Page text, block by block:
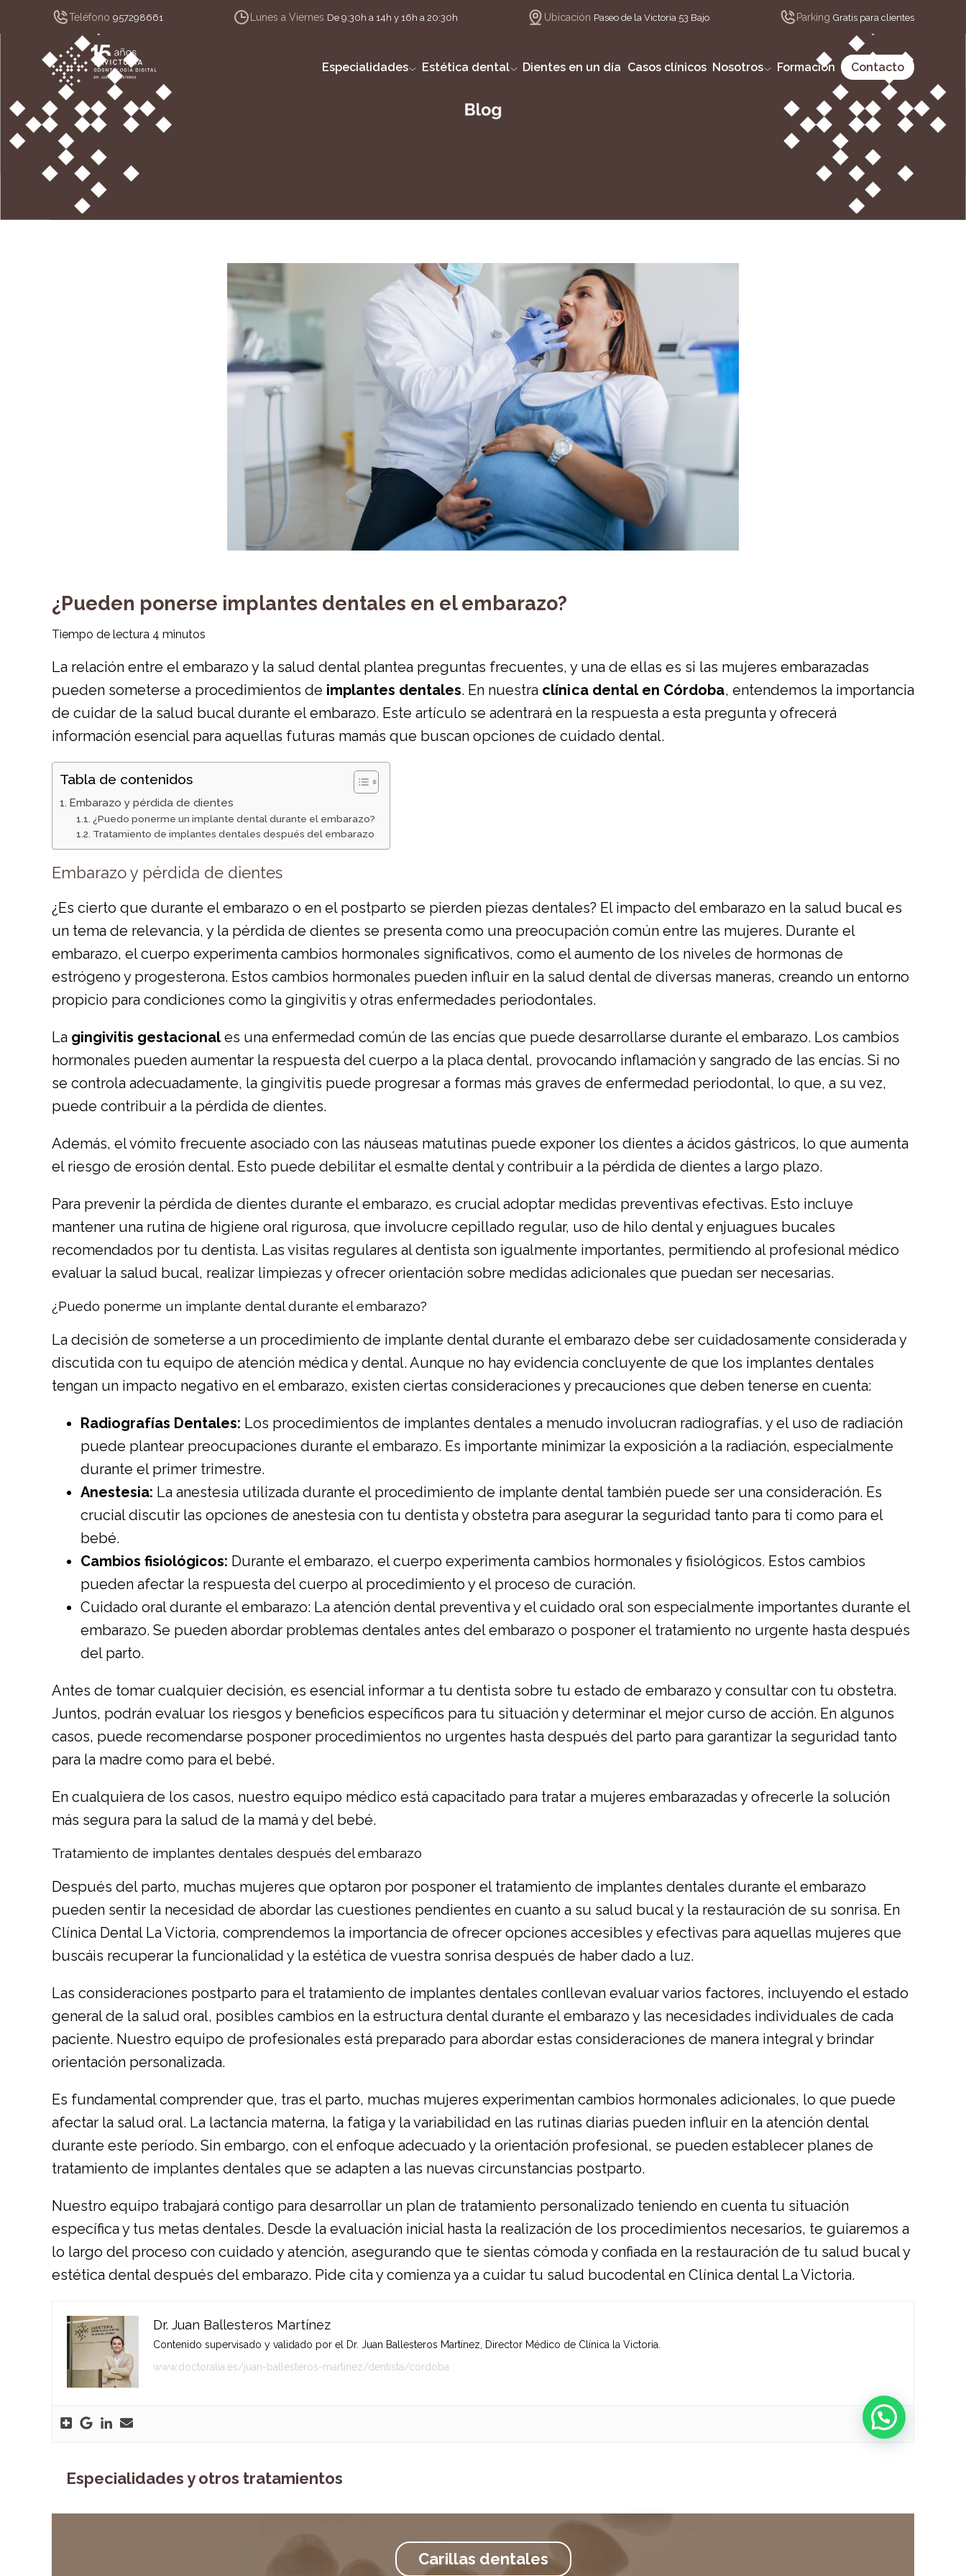
Teléfono 957298661 Lunes a Viernes De 9:30h a 14h y 16h a 20:30h Ubicación Paseo de la Victoria 53 Bajo Parking Gratis para clientes
Especialidades Estética dental Dientes en un día Casos clínicos Nosotros Formación Contacto
¿Pueden ponerse implantes dentales en el embarazo?
Tiempo de lectura 4 minutos
La relación entre el embarazo y la salud dental plantea preguntas frecuentes, y una de ellas es si las mujeres embarazadas
pueden someterse a procedimientos de implantes dentales. En nuestra clínica dental en Córdoba, entendemos la importancia
de cuidar de la salud bucal durante el embarazo. Este artículo se adentrará en la respuesta a esta pregunta y ofrecerá
información esencial para aquellas futuras mamás que buscan opciones de cuidado dental.
Tabla de contenidos
Embarazo y pérdida de dientes
¿Puedo ponerme un implante dental durante el embarazo?
Tratamiento de implantes dentales después del embarazo
Embarazo y pérdida de dientes
¿Es cierto que durante el embarazo o en el postparto se pierden piezas dentales? El impacto del embarazo en la salud bucal es
un tema de relevancia, y la pérdida de dientes se presenta como una preocupación común entre las mujeres. Durante el
embarazo, el cuerpo experimenta cambios hormonales significativos, como el aumento de los niveles de hormonas de
estrógeno y progesterona. Estos cambios hormonales pueden influir en la salud dental de diversas maneras, creando un entorno
propicio para condiciones como la gingivitis y otras enfermedades periodontales.
La gingivitis gestacionales una enfermedad común de las encías que puede desarrollarse durante el embarazo. Los cambios
hormonales pueden aumentar la respuesta del cuerpo a la placa dental, provocando inflamación y sangrado de las encías. Si no
se controla adecuadamente, la gingivitis puede progresar a formas más graves de enfermedad periodontal, lo que, a su vez,
puede contribuir a la pérdida de dientes.
Además, el vómito frecuente asociado con las náuseas matutinas puede exponer los dientes a ácidos gástricos, lo que aumenta
el riesgo de erosión dental. Esto puede debilitar el esmalte dental y contribuir a la pérdida de dientes a largo plazo.
Para prevenir la pérdida de dientes durante el embarazo, es crucial adoptar medidas preventivas efectivas. Esto incluye
mantener una rutina de higiene oral rigurosa, que involucre cepillado regular, uso de hilo dental y enjuagues bucales
recomendados por tu dentista. Las visitas regulares al dentista son igualmente importantes, permitiendo al profesional médico
evaluar la salud bucal, realizar limpiezas y ofrecer orientación sobre medidas adicionales que puedan ser necesarias.
¿Puedo ponerme un implante dental durante el embarazo?
La decisión de someterse a un procedimiento de implante dental durante el embarazo debe ser cuidadosamente considerada y
discutida con tu equipo de atención médica y dental. Aunque no hay evidencia concluyente de que los implantes dentales
tengan un impacto negativo en el embarazo, existen ciertas consideraciones y precauciones que deben tenerse en cuenta:
Radiografías Dentales: Los procedimientos de implantes dentales a menudo involucran radiografías, y el uso de radiación
puede plantear preocupaciones durante el embarazo. Es importante minimizar la exposición a la radiación, especialmente
durante el primer trimestre.
Anestesia: La anestesia utilizada durante el procedimiento de implante dental también puede ser una consideración. Es
crucial discutir las opciones de anestesia con tu dentista y obstetra para asegurar la seguridad tanto para ti como para el
bebé.
Cambios fisiológicos: Durante el embarazo, el cuerpo experimenta cambios hormonales y fisiológicos. Estos cambios
pueden afectar la respuesta del cuerpo al procedimiento y el proceso de curación.
Cuidado oral durante el embarazo: La atención dental preventiva y el cuidado oral son especialmente importantes durante el
embarazo. Se pueden abordar problemas dentales antes del embarazo o posponer el tratamiento no urgente hasta después
del parto.
Antes de tomar cualquier decisión, es esencial informar a tu dentista sobre tu estado de embarazo y consultar con tu obstetra.
Juntos, podrán evaluar los riesgos y beneficios específicos para tu situación y determinar el mejor curso de acción. En algunos
casos, puede recomendarse posponer procedimientos no urgentes hasta después del parto para garantizar la seguridad tanto
para la madre como para el bebé.
En cualquiera de los casos, nuestro equipo médico está capacitado para tratar a mujeres embarazadas y ofrecerle la solución
más segura para la salud de la mamá y del bebé.
Tratamiento de implantes dentales después del embarazo
Después del parto, muchas mujeres que optaron por posponer el tratamiento de implantes dentales durante el embarazo
pueden sentir la necesidad de abordar las cuestiones pendientes en cuanto a su salud bucal y la restauración de su sonrisa. En
Clínica Dental La Victoria, comprendemos la importancia de ofrecer opciones accesibles y efectivas para aquellas mujeres que
buscáis recuperar la funcionalidad y la estética de vuestra sonrisa después de haber dado a luz.
Las consideraciones postparto para el tratamiento de implantes dentales conllevan evaluar varios factores, incluyendo el estado
general de la salud oral, posibles cambios en la estructura dental durante el embarazo y las necesidades individuales de cada
paciente. Nuestro equipo de profesionales está preparado para abordar estas consideraciones de manera integral y brindar
orientación personalizada.
Es fundamental comprender que, tras el parto, muchas mujeres experimentan cambios hormonales adicionales, lo que puede
afectar la salud oral. La lactancia materna, la fatiga y la variabilidad en las rutinas diarias pueden influir en la atención dental
durante este período. Sin embargo, con el enfoque adecuado y la orientación profesional, se pueden establecer planes de
tratamiento de implantes dentales que se adapten a las nuevas circunstancias postparto.
Nuestro equipo trabajará contigo para desarrollar un plan de tratamiento personalizado teniendo en cuenta tu situación
específica y tus metas dentales. Desde la evaluación inicial hasta la realización de los procedimientos necesarios, te guiaremos a
lo largo del proceso con cuidado y atención, asegurando que te sientas cómoda y confiada en la restauración de tu salud bucal y
estética dental después del embarazo. Pide citay comienza ya a cuidar tu salud bucodental en Clínica dental La Victoria.
Dr. Juan Ballesteros Martínez
Contenido supervisado y validado por el Dr. Juan Ballesteros Martínez, Director Médico de Clínica la Victoria.
www.doctoralia.es/juan-ballesteros-martinez/dentista/cordoba
Especialidades y otros tratamientos
Carillas dentales